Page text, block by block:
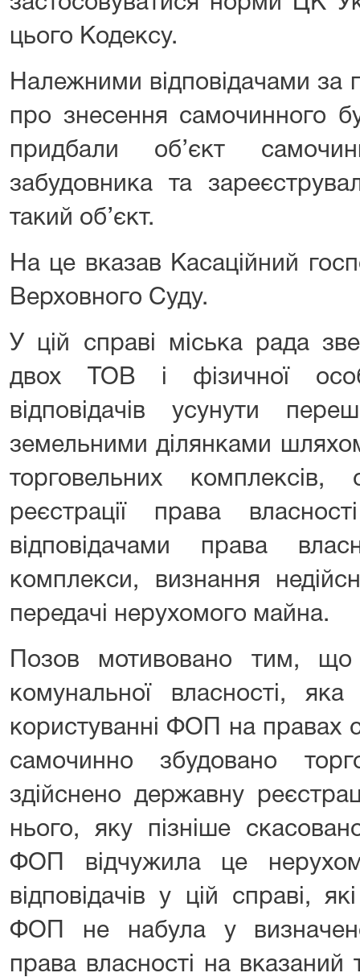
цього Кодексу.
Належними відповідачами за
про знесення самочинного
придбали об’єкт
забудовника та
такий об’єкт.
На це вказав Касаційний
Верховного Суду.
У цій справі міська рада
двох ТОВ і фізичної
відповідачів усунути
земельними ділянками
торговельних комплексів,
реєстрації права
відповідачами права
комплекси, визнання
передачі нерухомого майна.
Позов мотивовано тим, що
комунальної власності,
користуванні ФОП на правах
самочинно збудовано
здійснено державну
нього, яку пізніше
ФОП відчужила це
відповідачів у цій справі,
ФОП не набула у
права власності на вказаний